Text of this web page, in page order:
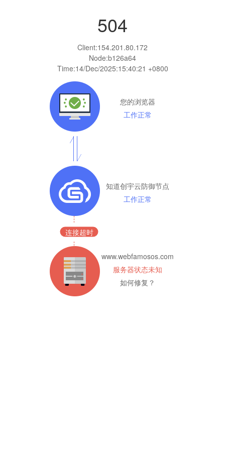
504
Client:154.201.80.172
Node:b126a64
Time:14/Dec/2025:15:40:21 +0800
您的浏览器
工作正常
知道创宇云防御节点
工作正常
连接超时
www.webfamosos.com
服务器状态未知
如何修复？